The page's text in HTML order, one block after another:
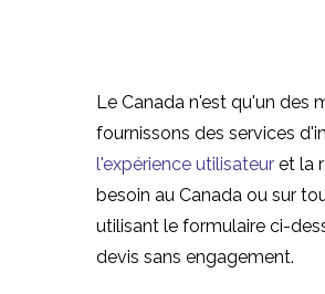
Le Canada n'est qu'un des
fournissons des services
l'expérience utilisateur et la
besoin au Canada ou sur
utilisant le formulaire ci-
devis sans engagement.